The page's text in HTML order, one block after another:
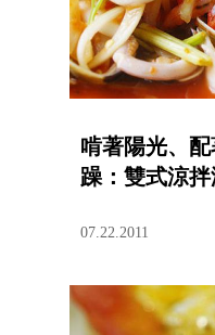
啃著陽光、
躁：雙式涼
07.22.2011